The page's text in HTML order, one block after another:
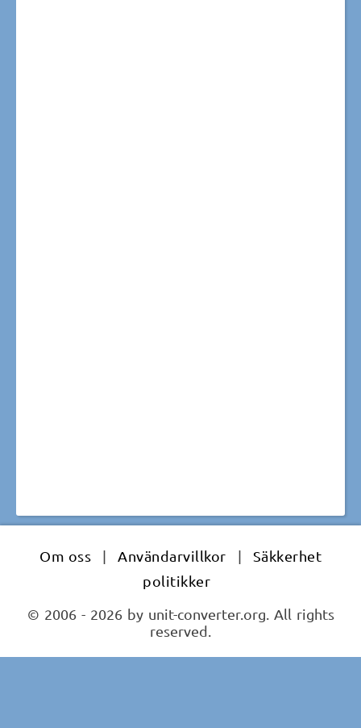
Om oss | Användarvillkor |
Säkkerhet
politikker
© 2006 - 2026 by unit-converter.org. All rights
reserved.